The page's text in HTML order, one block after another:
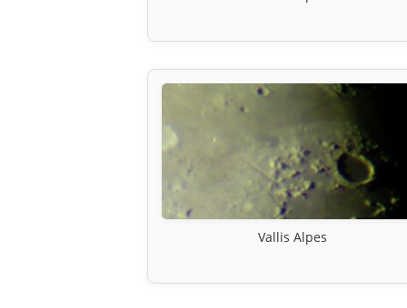
Vallis Alpes